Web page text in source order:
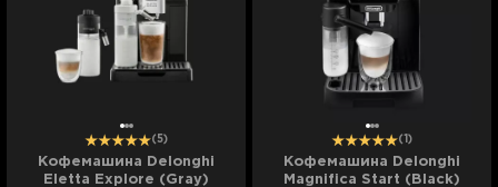
(5)
Кофемашина Delonghi
Eletta Explore (Gray)
(1)
Кофемашина Delonghi
Magnifica Start (Black)